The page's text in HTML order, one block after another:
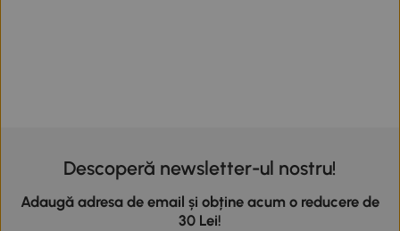
Descoperă newsletter-ul nostru!
Adaugă adresa de email și obține acum o reducere de
30 Lei!